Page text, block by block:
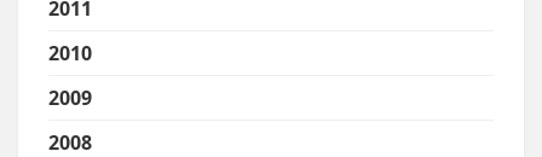
2011
2010
2009
2008